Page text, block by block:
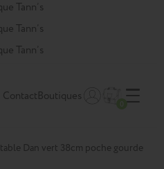
Tann’s
Tann’s
Tann’s
ContactBoutiques
Dan vert 38cm poche gourde